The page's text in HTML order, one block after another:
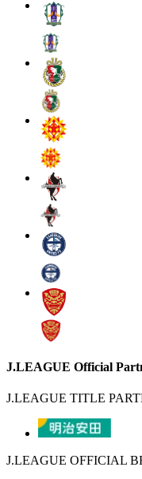
J.LEAGUE Official
J.LEAGUE TITLE
J.LEAGUE OFFICIAL